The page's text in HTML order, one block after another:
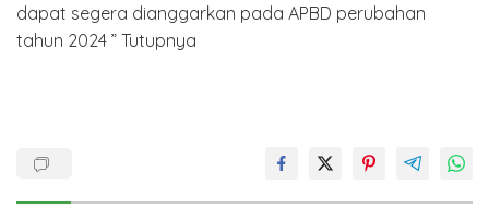
dapat segera dianggarkan pada APBD perubahan
tahun 2024 ” Tutupnya